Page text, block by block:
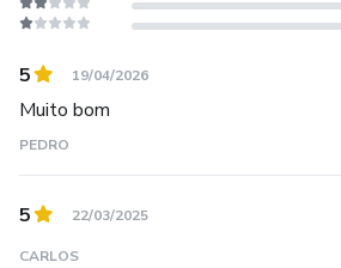
8) Como Lidar com Pessoas Difíceis
5 19/04/2026
Muito bom
PEDRO
5 22/03/2025
CARLOS